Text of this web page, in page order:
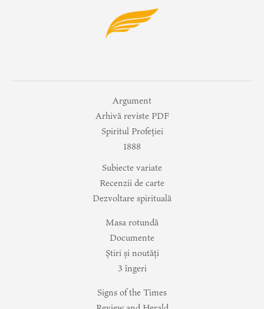
Argument
Arhivă reviste PDF
Spiritul Profeției
1888
Subiecte variate
Recenzii de carte
Dezvoltare spirituală
Masa rotundă
Documente
Știri și noutăți
3 îngeri
Signs of the Times